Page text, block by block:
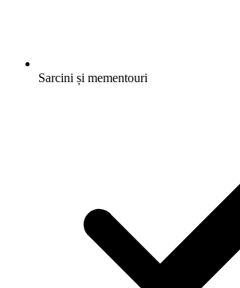
Sarcini și mementouri